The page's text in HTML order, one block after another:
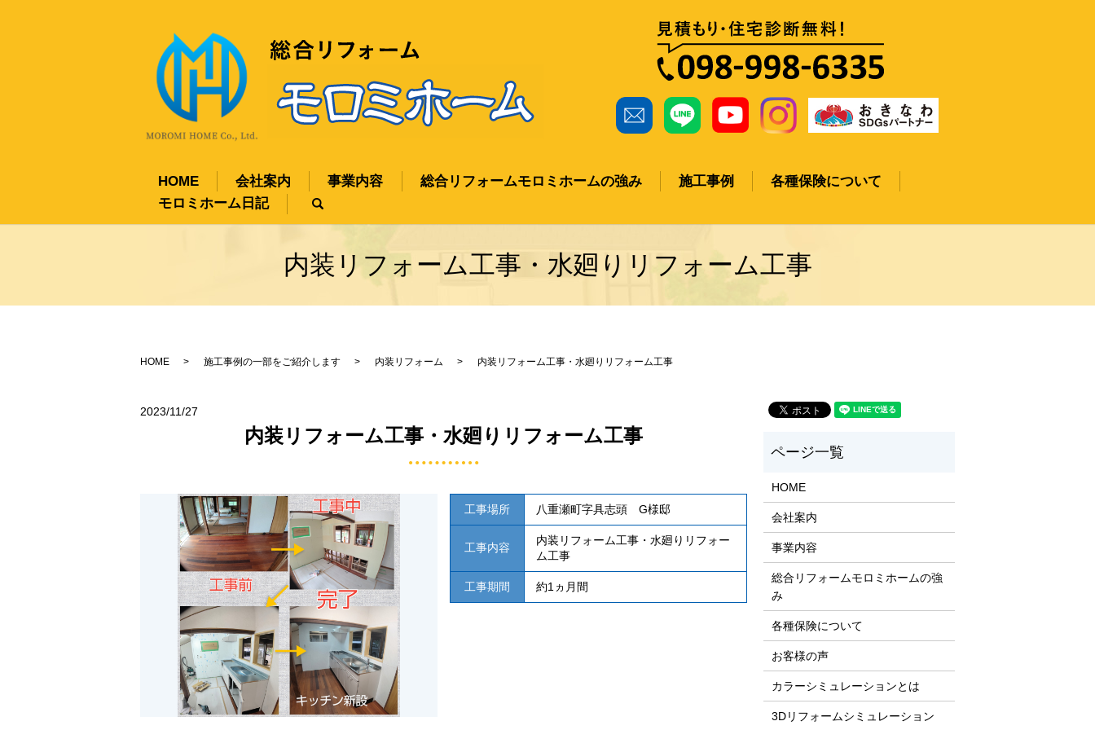
HOME 会社案内 事業内容 総合リフォームモロミホームの強み 施工事例
各種保険について
モロミホーム日記
内装リフォーム工事・水廻りリフォーム工事
HOME 施工事例の一部をご紹介します 内装リフォーム 内装リフォーム工事・水廻りリフォーム工事
2023/11/27
内装リフォーム工事・水廻りリフォーム工事
工事場所 八重瀬町字具志頭 G様邸
工事内容
内装リフォーム工事・水廻りリフォー
ム工事
工事期間 約1ヵ月間
HOME
会社案内
事業内容
総合リフォームモロミホームの強
み
各種保険について
お客様の声
カラーシミュレーションとは
3Dリフォームシミュレーション